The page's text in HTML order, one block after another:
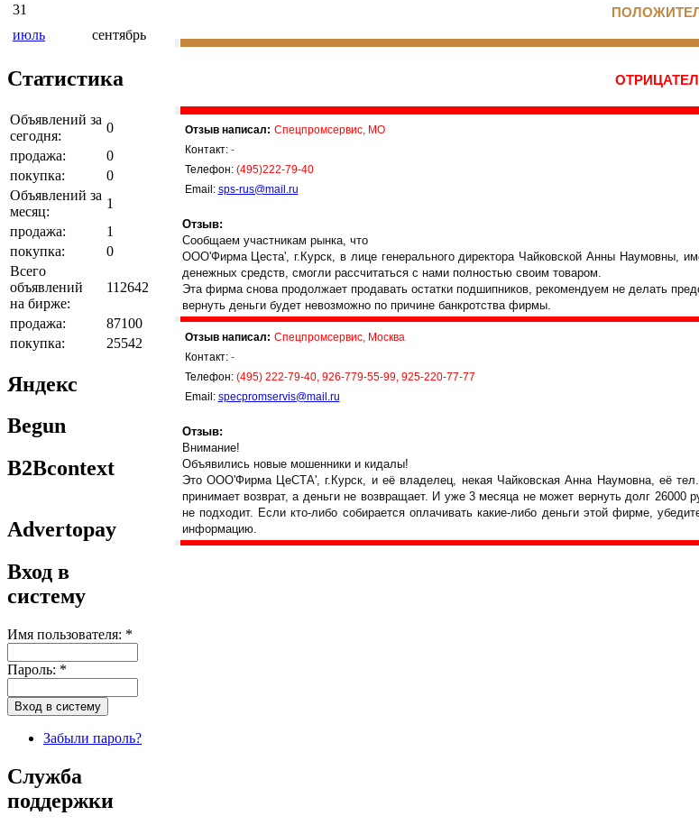
31
июль
сентябрь
Статистика
Объявлений за
сегодня:
0
продажа:
0
покупка:
0
Объявлений за
месяц:
1
продажа:
1
покупка:
0
Всего
объявлений
на бирже:
112642
продажа:
87100
покупка:
25542
Яндекс
Begun
B2Bcontext
Advertopay
Вход в
систему
Имя пользователя: *
Пароль: *
Забыли пароль?
Служба
поддержки
Отзыв написал: Спецпромсервис, МО
Контакт: -
Телефон: (495)222-79-40
Email: sps-rus@mail.ru
Отзыв:
Сообщаем участникам рынка, что
ООО'Фирма Цеста', г.Курск, в лице генерального директора Чайковской Анны Наумовны,
денежных средств, смогли рассчитаться с нами полностью своим товаром.
Эта фирма снова продолжает продавать остатки подшипников, рекомендуем не делать
вернуть деньги будет невозможно по причине банкротства фирмы.
Отзыв написал: Спецпромсервис, Москва
Контакт: -
Телефон: (495) 222-79-40, 926-779-55-99, 925-220-77-77
Email: specpromservis@mail.ru
Отзыв:
Внимание!
Объявились новые мошенники и кидалы!
Это ООО'Фирма ЦеСТА', г.Курск, и её владелец, некая Чайковская Анна Наумовна, её
принимает возврат, а деньги не возвращает. И уже 3 месяца не может вернуть долг
не подходит. Если кто-либо собирается оплачивать какие-либо деньги этой фирме,
информацию.